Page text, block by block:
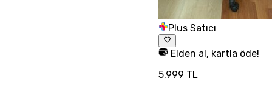
Plus Satıcı
Elden al, kartla öde!
5.999 TL